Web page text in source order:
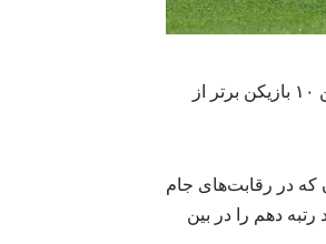
سعید عزت‌اللهی بازیکن تیم ملی فوتبال ایران پس از پایان رقابت‌های مرحله گروهی جام جهانی در بین ۱۰ بازیکن برتر از
که در رقابت‌های جام
رتبه دهم را در بین